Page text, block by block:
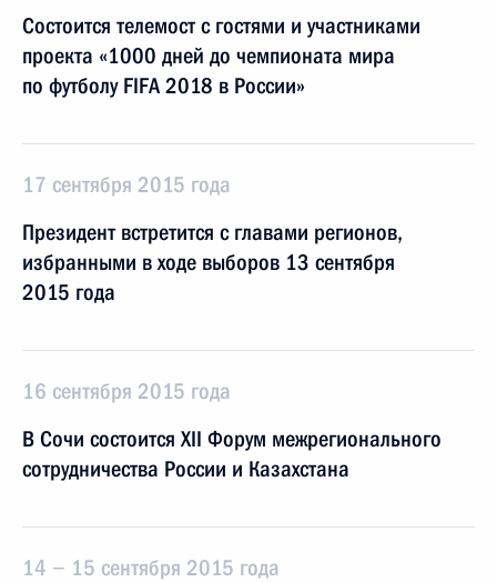
Состоится телемост с гостями и участниками
проекта «1000 дней до чемпионата мира
по футболу FIFA 2018 в России»
17 сентября 2015 года
Президент встретится с главами регионов,
избранными в ходе выборов 13 сентября
2015 года
16 сентября 2015 года
В Сочи состоится XII Форум межрегионального
сотрудничества России и Казахстана
14 − 15 сентября 2015 года